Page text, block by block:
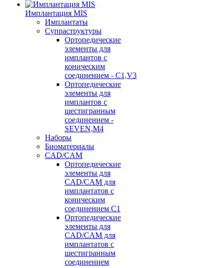
Имплантация MIS
Имплантаты
Супраструктуры
Ортопедические
элементы для
имплантов с
коническим
соединением - C1,V3
Ортопедические
элементы для
имплантов с
шестигранным
соединением -
SEVEN,M4
Наборы
Биоматериалы
CAD/CAM
Ортопедические
элементы для
CAD/CAM для
имплантатов с
коническим
соединением С1
Ортопедические
элементы для
CAD/CAM для
имплантатов с
шестигранным
соединением